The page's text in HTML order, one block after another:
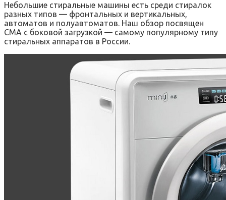
Небольшие стиральные машины есть среди стиралок
разных типов — фронтальных и вертикальных,
автоматов и полуавтоматов. Наш обзор посвящен
СМА с боковой загрузкой — самому популярному типу
стиральных аппаратов в России.